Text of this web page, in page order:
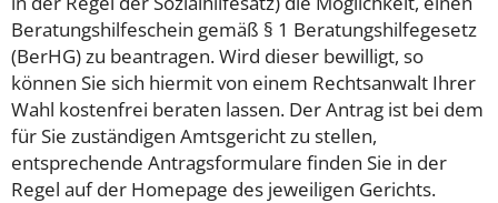
Beratungshilfeschein gemäß § 1 Beratungshilfegesetz
(BerHG) zu beantragen. Wird dieser bewilligt, so
können Sie sich hiermit von einem Rechtsanwalt Ihrer
Wahl kostenfrei beraten lassen. Der Antrag ist bei dem
für Sie zuständigen Amtsgericht zu stellen,
entsprechende Antragsformulare finden Sie in der
Regel auf der Homepage des jeweiligen Gerichts.